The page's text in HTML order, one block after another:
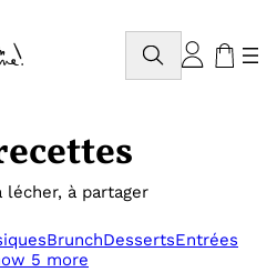
Rechercher
lécher, à partager
BrunchDessertsEntrées
5 more